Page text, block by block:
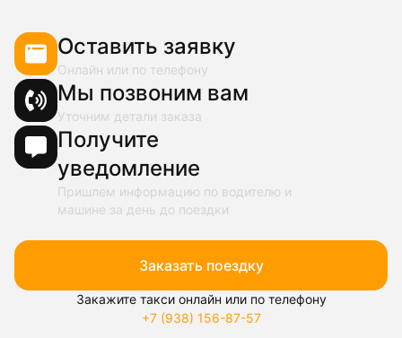
Оставить заявку
Онлайн или по телефону
Мы позвоним вам
Уточним детали заказа
Получите
уведомление
Пришлем информацию по водителю и
машине за день до поездки
Заказать поездку
Закажите такси онлайн или по телефону
+7 (938) 156-87-57